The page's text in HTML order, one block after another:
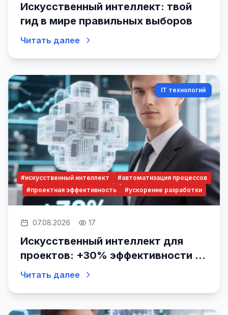
Искусственный интеллект: твой
гид в мире правильных выборов
Читать далее
IT технологий
#искусственный интеллект
#автоматизация процессов
#проектная эффективность
#ускорение разработки
07.08.2026 17
Искусственный интеллект для
проектов: +30% эффективности и
результат за месяц
Читать далее